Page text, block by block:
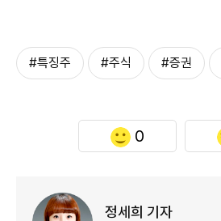
#특징주 #주식 #증권
0
정세희 기자